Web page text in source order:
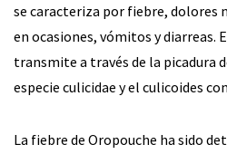
se caracteriza por fiebre, dolores
en ocasiones, vómitos y diarreas.
transmite a través de la picadura
especie culicidae y el culicoides
La fiebre de Oropouche ha sido